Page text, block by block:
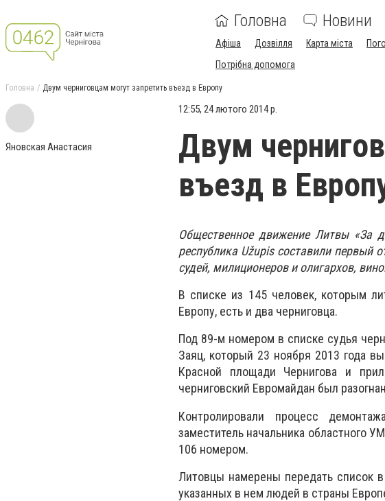
Головна Новини
Афіша Дозвілля Карта міста
Потрібна допомога
Головна Двум черниговцам могут запретить въезд в Европу
Яновская Анастасия
12:55, 24 лютого 2014 р.
Двум
въезд в
Общественное движение Литвы «За
республика Užupis составили первый
судей, милиционеров и олигархов,
В списке из 145 человек, которым
Европу, есть и два черниговца.
Под 89-м номером в списке судья
Заяц, который 23 ноября 2013 года
Красной площади Чернигова и
черниговский Евромайдан был
Контролировали процесс
заместитель начальника областного
106 номером.
Литовцы намерены передать список
указанных в нем людей в страны